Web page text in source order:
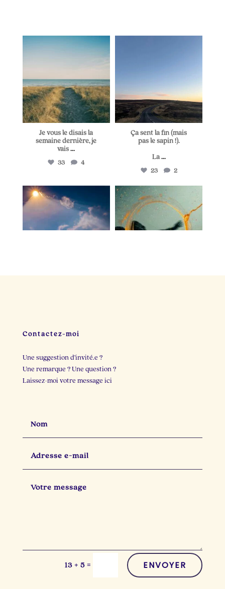
Je vous le disais la
semaine dernière, je
vais ...
33 4
Ça sent la fin (mais
pas le sapin !).
La ...
23 2
lapetitevoixlepodcast
Juin 25
lapetitevoixlepodcast
Juin 21
Contactez-moi
Une suggestion d’invité.e ?
Une remarque ? Une question ?
Laissez-moi votre message ici
13 + 5 = ENVOYER